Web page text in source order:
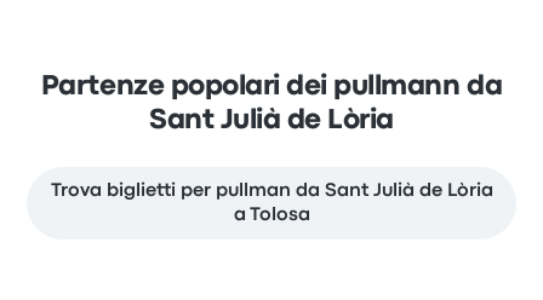
Partenze popolari dei pullmann da
Sant Julià de Lòria
Trova biglietti per pullman da Sant Julià de Lòria
a Tolosa